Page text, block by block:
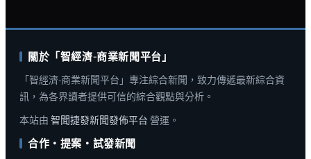
關於「智經濟-商業新聞平台」
「智經濟-商業新聞平台」專注綜合新聞，致力傳遞最新綜合資
訊，為各界讀者提供可信的綜合觀點與分析。
本站由 智聞捷發新聞發佈平台 營運。
合作・提案・試發新聞